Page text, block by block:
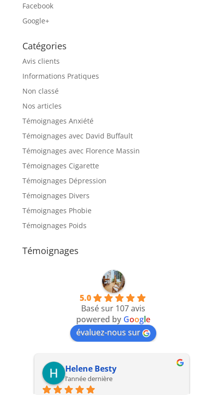
Facebook
Google+
Catégories
Avis clients
Informations Pratiques
Non classé
Nos articles
Témoignages Anxiété
Témoignages avec David Buffault
Témoignages avec Florence Massin
Témoignages Cigarette
Témoignages Dépression
Témoignages Divers
Témoignages Phobie
Témoignages Poids
Témoignages
5.0
Basé sur 107 avis
powered by Google
évaluez-nous sur
Helene Besty
l’année dernière